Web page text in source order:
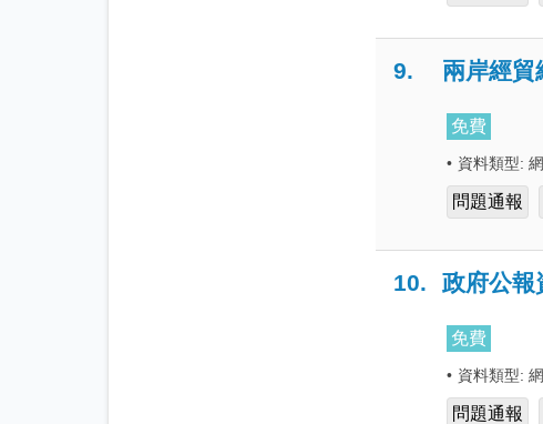
9. 兩岸經貿
免費
• 資料類型:
問題通報
10. 政府公報
免費
• 資料類型:
問題通報